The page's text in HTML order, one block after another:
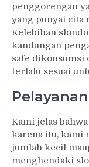
penggorengan
yang punyai cita
Kelebihan
kandungan
safe dikonsumsi
terlalu sesuai
Kami jelas
karena itu, kami
jumlah kecil
menghendaki